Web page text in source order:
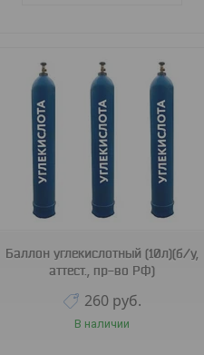
Баллон углекислотный (10л)(б/у,
аттест., пр-во РФ)
260 руб.
В наличии